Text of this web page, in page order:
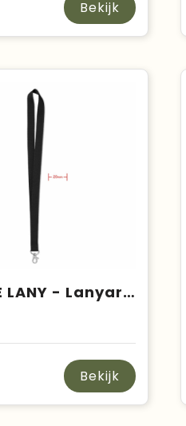
Bekijk
SIMPLE LANY - Lanyard 20 mm
Bekijk